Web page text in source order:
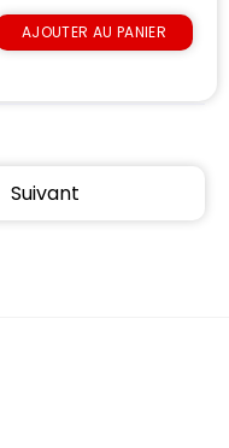
AJOUTER AU PANIER
Suivant